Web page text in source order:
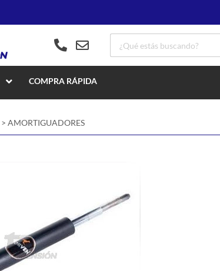
COMPRA RÁPIDA
> AMORTIGUADORES